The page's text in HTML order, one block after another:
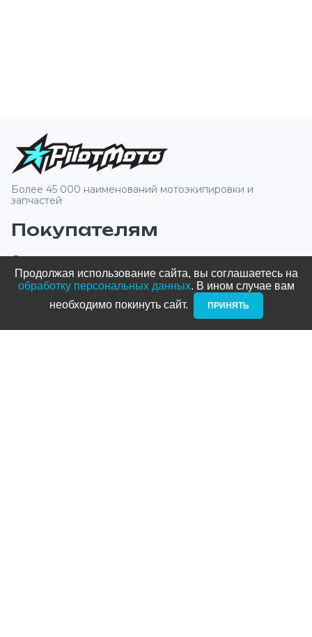
Более 45 000 наименований мотоэкипировки и
запчастей
Покупателям
О компании
Оплата и доставка
Новости и акции
Блог
Продолжая использование сайта, вы соглашаетесь на
обработку персональных данных. В ином случае вам
необходимо покинуть сайт. ­
ПРИНЯТЬ